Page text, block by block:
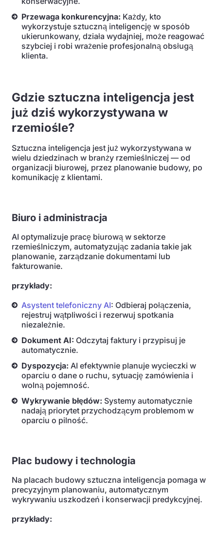
Przewaga konkurencyjna: Każdy, kto
wykorzystuje sztuczną inteligencję w sposób
ukierunkowany, działa wydajniej, może reagować
szybciej i robi wrażenie profesjonalną obsługą
klienta.
Gdzie sztuczna inteligencja jest
już dziś wykorzystywana w
rzemiośle?
Sztuczna inteligencja jest już wykorzystywana w
wielu dziedzinach w branży rzemieślniczej — od
organizacji biurowej, przez planowanie budowy, po
komunikację z klientami.
Biuro i administracja
AI optymalizuje pracę biurową w sektorze
rzemieślniczym, automatyzując zadania takie jak
planowanie, zarządzanie dokumentami lub
fakturowanie.
przykłady:
Asystent telefoniczny AI: Odbieraj połączenia,
rejestruj wątpliwości i rezerwuj spotkania
niezależnie.
Dokument AI: Odczytaj faktury i przypisuj je
automatycznie.
Dyspozycja: AI efektywnie planuje wycieczki w
oparciu o dane o ruchu, sytuację zamówienia i
wolną pojemność.
Wykrywanie błędów: Systemy automatycznie
nadają priorytet przychodzącym problemom w
oparciu o pilność.
Plac budowy i technologia
Na placach budowy sztuczna inteligencja pomaga w
precyzyjnym planowaniu, automatycznym
wykrywaniu uszkodzeń i konserwacji predykcyjnej.
przykłady: